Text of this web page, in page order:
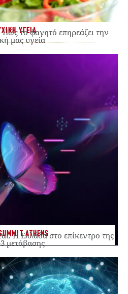
ΥΓΕΙΑ
το φαγητό επηρεάζει την
μας υγεία
ATHENS
Η Ελλάδα στο επίκεντρο της
μετάβασης